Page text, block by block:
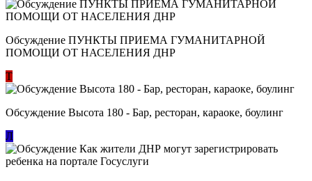
Обсуждение ​ПУНКТЫ ПРИЕМА ГУМАНИТАРНОЙ
ПОМОЩИ ОТ НАСЕЛЕНИЯ ДНР
Т
Обсуждение Высота 180 - Бар, ресторан, караоке, боулинг
Л